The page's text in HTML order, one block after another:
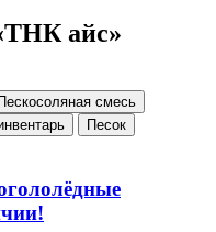
айс»
Пескосоляная смесь
Песок